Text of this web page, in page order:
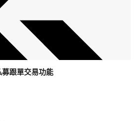
跟單交易功能